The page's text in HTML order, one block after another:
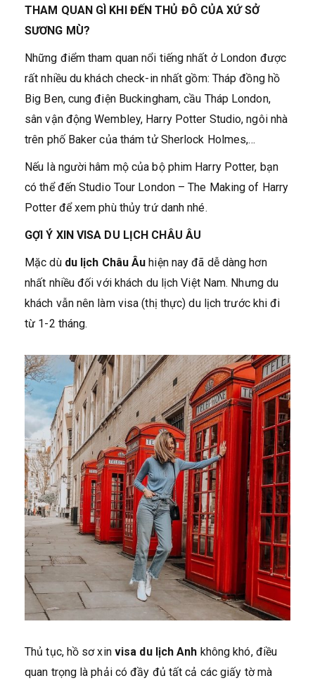
THAM QUAN GÌ KHI ĐẾN THỦ ĐÔ CỦA XỨ SỞ
SƯƠNG MÙ?
Những điểm tham quan nổi tiếng nhất ở London được
rất nhiều du khách check-in nhất gồm: Tháp đồng hồ
Big Ben, cung điện Buckingham, cầu Tháp London,
sân vận động Wembley, Harry Potter Studio, ngôi nhà
trên phố Baker của thám tử Sherlock Holmes,…
Nếu là người hâm mộ của bộ phim Harry Potter, bạn
có thể đến Studio Tour London – The Making of Harry
Potter để xem phù thủy trứ danh nhé.
GỢI Ý XIN VISA DU LỊCH CHÂU ÂU
Mặc dù du lịch Châu Âu hiện nay đã dễ dàng hơn
nhất nhiều đối với khách du lịch Việt Nam. Nhưng du
khách vẫn nên làm visa (thị thực) du lịch trước khi đi
từ 1-2 tháng.
Thủ tục, hồ sơ xin visa du lịch Anh không khó, điều
quan trọng là phải có đầy đủ tất cả các giấy tờ mà